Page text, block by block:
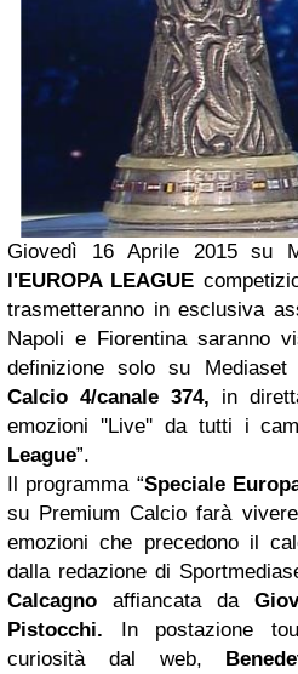
Giovedì 16 Aprile 2015 su
l'EUROPA LEAGUE
trasmetteranno in esclusiva
Napoli e Fiorentina saranno
definizione solo su Mediaset
Calcio 4/canale 374, in
emozioni ''Live'' da tutti i
League”.
Il programma “Speciale
su Premium Calcio farà
emozioni che precedono il
dalla redazione di
Calcagno affiancata da
Pistocchi. In postazione
curiosità dal web,